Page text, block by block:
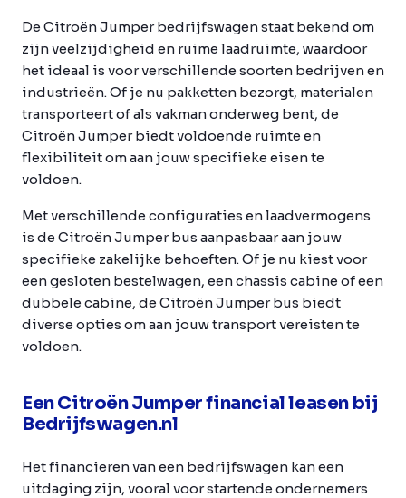
De Citroën Jumper bedrijfswagen staat bekend om
zijn veelzijdigheid en ruime laadruimte, waardoor
het ideaal is voor verschillende soorten bedrijven en
industrieën. Of je nu pakketten bezorgt, materialen
transporteert of als vakman onderweg bent, de
Citroën Jumper biedt voldoende ruimte en
flexibiliteit om aan jouw specifieke eisen te
voldoen.
Met verschillende configuraties en laadvermogens
is de Citroën Jumper bus aanpasbaar aan jouw
specifieke zakelijke behoeften. Of je nu kiest voor
een gesloten bestelwagen, een chassis cabine of een
dubbele cabine, de Citroën Jumper bus biedt
diverse opties om aan jouw transport vereisten te
voldoen.
Een Citroën Jumper financial leasen bij
Bedrijfswagen.nl
Het financieren van een bedrijfswagen kan een
uitdaging zijn, vooral voor startende ondernemers